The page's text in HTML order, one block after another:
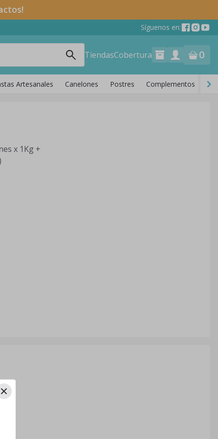
Síguenos en:
TiendasCobertura 0
Artesanales Canelones Postres Complementos
x 1Kg +